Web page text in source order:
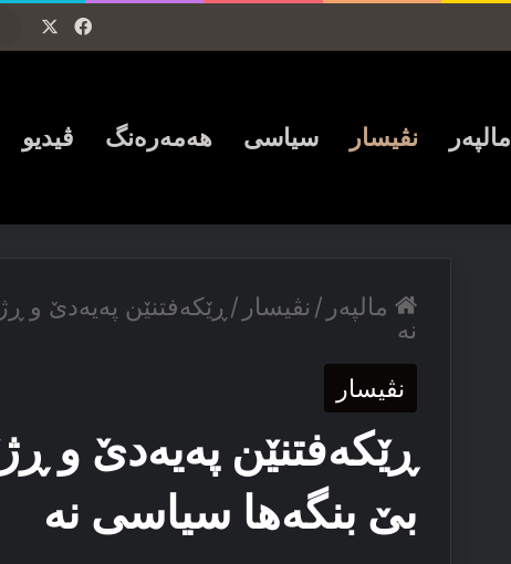
مالپەر نڤیسار سیاسی ھەمەرەنگ ڤیدیو
مالپەر / نڤیسار / ڕێکه‌فتنێن پەیەدێ
نه‌
نڤیسار
ڕێکه‌فتنێن پەیەدێ و
بێ بنگه‌ها سیاسی نه‌